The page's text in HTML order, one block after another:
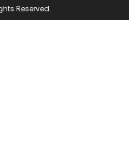
Reserved.